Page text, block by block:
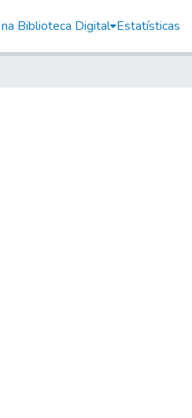
Biblioteca Digital Estatísticas